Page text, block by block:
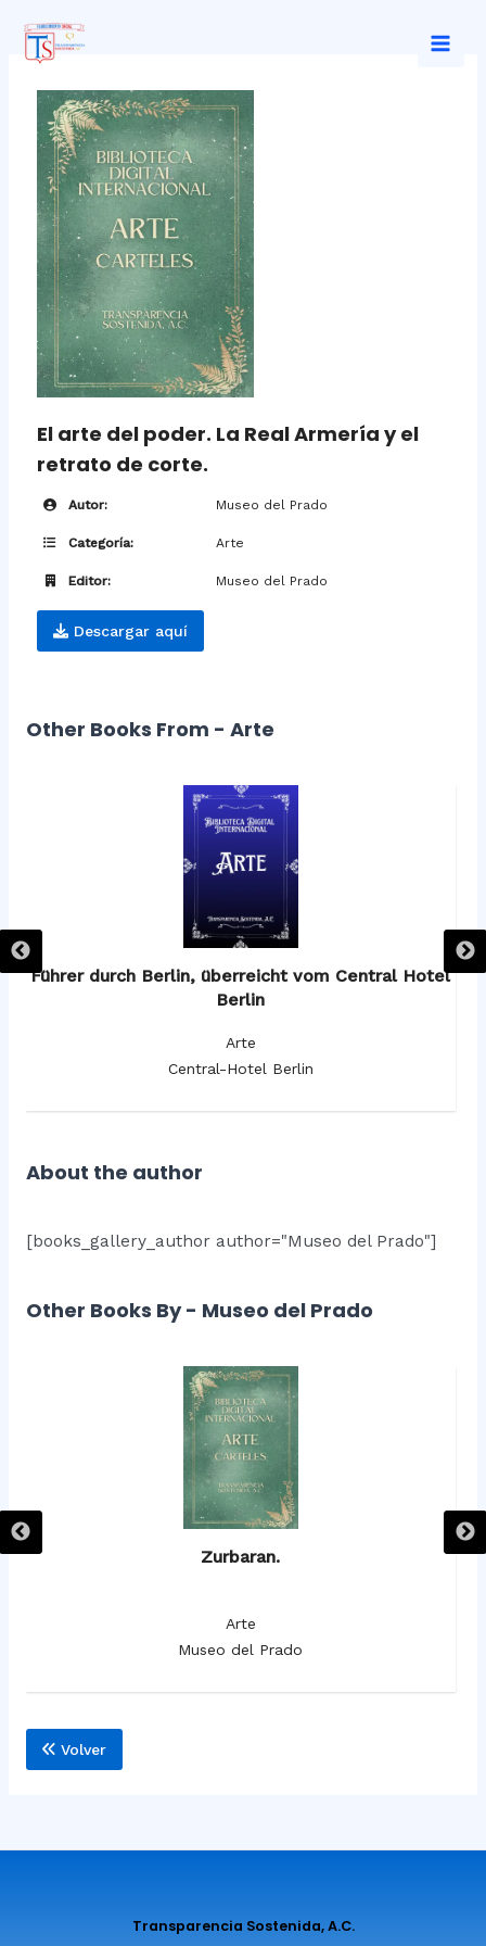
contenido
El arte del poder. La Real Armería y el
retrato de corte.
Autor: Museo del Prado
Categoría: Arte
Editor: Museo del Prado
Descargar aquí
Other Books From - Arte
Führer durch Berlin, überreicht vom Central Hotel
Berlin
Arte
Central-Hotel Berlin
About the author
[books_gallery_author author="Museo del Prado"]
Other Books By - Museo del Prado
Zurbaran.
Arte
Museo del Prado
Volver
Transparencia Sostenida, A.C.